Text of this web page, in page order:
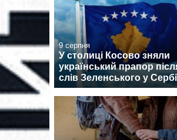
9 серпня
У столиці Косово зняли
український прапор
слів Зеленського у